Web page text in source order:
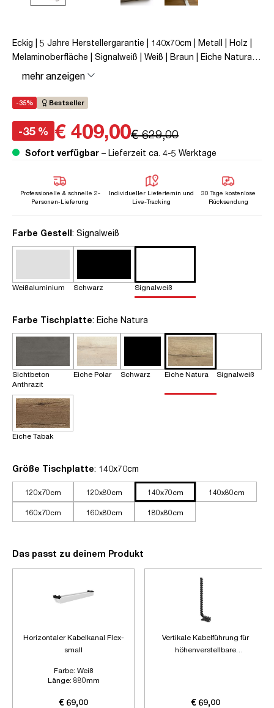
Eckig | 5 Jahre Herstellergarantie | 140x70cm | Metall | Holz |
Melaminoberfläche | Signalweiß | Weiß | Braun | Eiche Natura |
Schreibtisch | höhenverstellbar | unmontiert | Y-Line | bis zu
80 kg | Steckertyp C | Eiche Natura | TÜV© mobiles Arbeiten |
Kollisions-Schutz | Elektrisch höhenverstellbar |
mehr anzeigen
-35% Bestseller
-35 % € 409,00€ 629,00
Sofort verfügbar – Lieferzeit ca. 4-5 Werktage
Professionelle & schnelle 2-
Personen-Lieferung
Individueller Liefertemin und
Live-Tracking
30 Tage kostenlose
Rücksendung
Farbe Gestellauswählen
: Signalweiß
Weißaluminium Schwarz Signalweiß
Farbe Tischplatteauswählen
: Eiche Natura
Sichtbeton
Anthrazit
Eiche Polar Schwarz Eiche Natura Signalweiß
Eiche Tabak
Größe Tischplatteauswählen
: 140x70cm
120x70cm 120x80cm 140x70cm 140x80cm
160x70cm 160x80cm 180x80cm
Das passt zu deinem Produkt
Horizontaler Kabelkanal Flex-
small
Farbe: Weiß
Länge: 880mm
€ 69,00
Vertikale Kabelführung für
höhenverstellbare
€ 69,00